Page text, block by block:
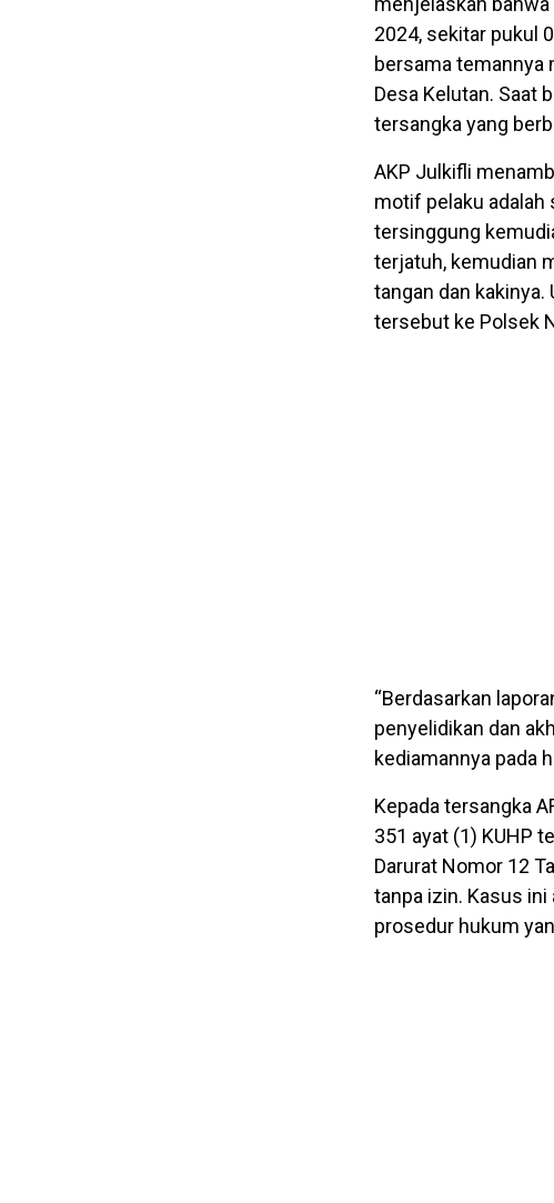
2024, sekitar pukul
bersama temannya
Desa Kelutan. Saat
tersangka yang
AKP Julkifli
motif pelaku adalah
tersinggung
terjatuh, kemudian
tangan dan
tersebut ke Polsek
“Berdasarkan
penyelidikan dan
kediamannya pada
Kepada tersangka
351 ayat (1) KUHP
Darurat Nomor 12
tanpa izin. Kasus
prosedur hukum